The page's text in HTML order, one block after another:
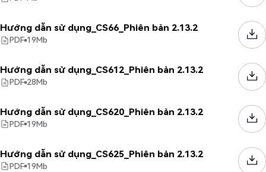
Hướng dẫn sử dụng_CS66_Phiên bản 2.13.2
PDF 19Mb
Hướng dẫn sử dụng_CS612_Phiên bản 2.13.2
PDF 28Mb
Hướng dẫn sử dụng_CS620_Phiên bản 2.13.2
PDF 19Mb
Hướng dẫn sử dụng_CS625_Phiên bản 2.13.2
PDF 19Mb